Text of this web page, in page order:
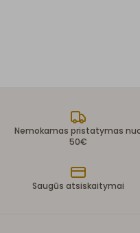
Nemokamas pristatymas
50€
Saugūs atsiskaitymai